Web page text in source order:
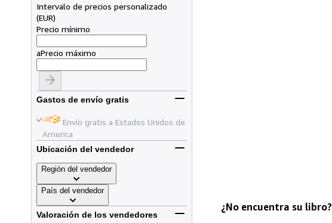
Intervalo de precios personalizado
(EUR)
Precio mínimo
aPrecio máximo
Gastos de envío gratis
Envío gratis a Estados Unidos de
America
Ubicación del vendedor
Región del vendedor
País del vendedor
Valoración de los vendedores
¿No encuentra su libro?